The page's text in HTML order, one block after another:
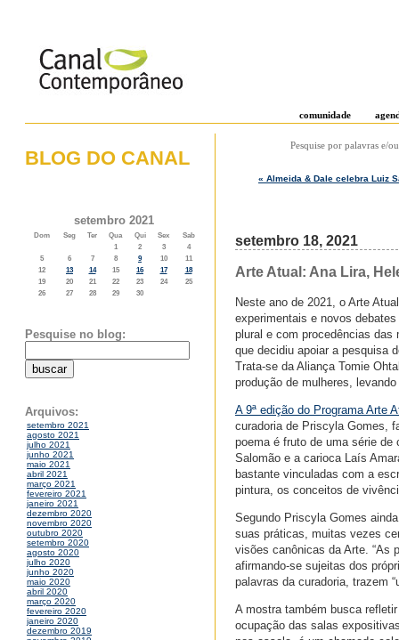
comunidade
BLOG DO CANAL
setembro 2021
Dom Seg Ter Qua Qui Sex
Sab
1
2 3
4
5
6 7 8 9 10
11
12
13 14 15 16 17
18
19
20 21 22 23 24
25
26
27 28 29 30
Pesquise no blog:
Arquivos:
setembro 2021
agosto 2021
julho 2021
junho 2021
maio 2021
abril 2021
março 2021
fevereiro 2021
janeiro 2021
dezembro 2020
novembro 2020
outubro 2020
setembro 2020
agosto 2020
julho 2020
junho 2020
maio 2020
abril 2020
março 2020
fevereiro 2020
janeiro 2020
dezembro 2019
Pesquise por palavras e/
« Almeida & Dale celebra Luiz
setembro 18, 2021
Arte Atual: Ana Lira,
Neste ano de 2021, o Arte
experimentais e novos
plural e com procedências
que decidiu apoiar a pesquisa
Trata-se da Aliança Tomie
produção de mulheres,
A 9ª edição do Programa Arte
curadoria de Priscyla Gomes,
poema é fruto de uma série de
Salomão e a carioca Laís
bastante vinculadas com a
pintura, os conceitos de
Segundo Priscyla Gomes
suas práticas, muitas vezes
visões canônicas da Arte. “As
afirmando-se sujeitas dos
palavras da curadoria, trazem
A mostra também busca
ocupação das salas